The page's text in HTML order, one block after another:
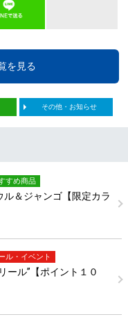
を見る
その他・お知らせ
すめ商品
ル＆ジャンゴ【限定カラ
ル・イベント
ール”【ポイント１０